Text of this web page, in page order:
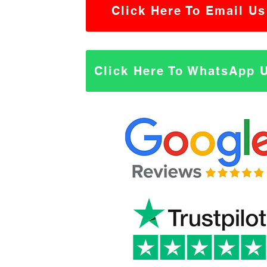
Click Here To Email Us
Click Here To WhatsApp